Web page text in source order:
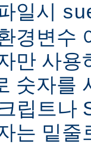
일시
경변수
만 사용
숫자를
립트나
는 밑줄